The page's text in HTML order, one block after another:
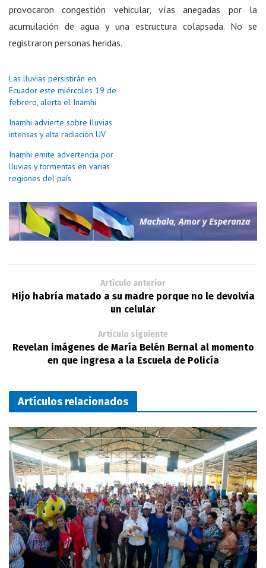
provocaron congestión vehicular, vías anegadas por la
acumulación de agua y una estructura colapsada. No se
registraron personas heridas.
Las lluvias persistirán en
Ecuador este miércoles 19 de
febrero, alerta el Inamhi
Inamhi advierte sobre lluvias
intensas y alta radiación UV
Inamhi emite advertencia por
lluvias y tormentas en varias
regiones del país
Artículo anterior
Hijo habría matado a su madre porque no le devolvía
un celular
Artículo siguiente
Revelan imágenes de María Belén Bernal al momento
en que ingresa a la Escuela de Policía
Artículos relacionados